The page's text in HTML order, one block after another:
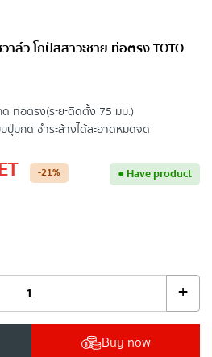
าล์ว โถปัสสาวะชาย ท่อตรง TOTO
ท่อตรง(ระยะติดตั้ง 75 มม.)
ปุ่มกด ชำระล้างได้สะอาดหมดจด
-21% ●Have product
+
Buy now